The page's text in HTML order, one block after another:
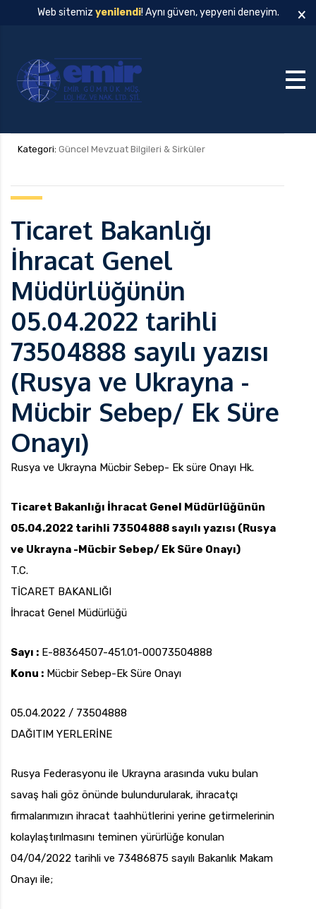
Web sitemiz yenilendi! Aynı güven, yepyeni deneyim. ×
Pzt — Cmt: 09:00 — 18:00
Kategori: Güncel Mevzuat Bilgileri & Sirküler
Ticaret Bakanlığı
İhracat Genel
Müdürlüğünün
05.04.2022 tarihli
73504888 sayılı yazısı
(Rusya ve Ukrayna -
Mücbir Sebep/ Ek Süre
Onayı)
Rusya ve Ukrayna Mücbir Sebep- Ek süre Onayı Hk.
Ticaret Bakanlığı İhracat Genel Müdürlüğünün
05.04.2022 tarihli 73504888 sayılı yazısı (Rusya
ve Ukrayna -Mücbir Sebep/ Ek Süre Onayı)
T.C.
TİCARET BAKANLIĞI
İhracat Genel Müdürlüğü
Sayı : E-88364507-451.01-00073504888
Konu : Mücbir Sebep-Ek Süre Onayı
05.04.2022 / 73504888
DAĞITIM YERLERİNE
Rusya Federasyonu ile Ukrayna arasında vuku bulan
savaş hali göz önünde bulundurularak, ihracatçı
firmalarımızın ihracat taahhütlerini yerine getirmelerinin
kolaylaştırılmasını teminen yürürlüğe konulan
04/04/2022 tarihli ve 73486875 sayılı Bakanlık Makam
Onayı ile;